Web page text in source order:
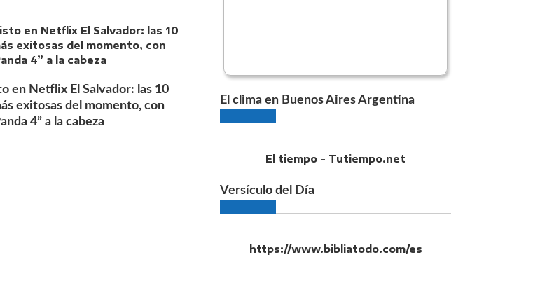
en Netflix El Salvador: las 10
exitosas del momento, con
4” a la cabeza
El clima en Buenos Aires Argentina
El tiempo - Tutiempo.net
Versículo del Día
https://www.bibliatodo.com/es